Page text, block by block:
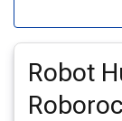
Robot